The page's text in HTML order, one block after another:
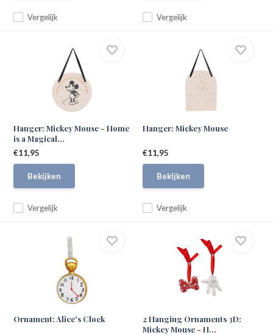
Vergelijk Vergelijk
Hanger: Mickey Mouse - Home
is a Magical...
Vergelijk
€11,95
Bekijken
Hanger: Mickey Mouse
Vergelijk
€11,95
Bekijken
Ornament: Alice's Clock
2 Hanging Ornaments 3D:
Mickey Mouse - H...